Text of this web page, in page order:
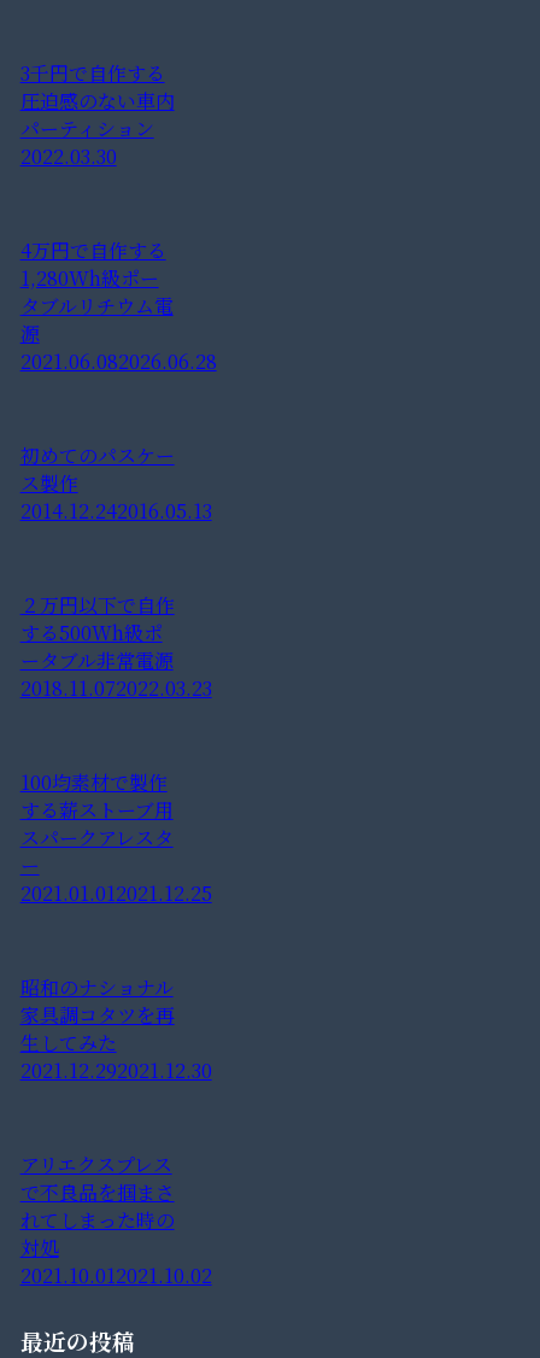
3千円で自作する
圧迫感のない車内
パーティション
2022.03.30
4万円で自作する
1,280Wh級ポー
タブルリチウム電
源
2021.06.082026.06.28
初めてのパスケー
ス製作
2014.12.242016.05.13
２万円以下で自作
する500Wh級ポ
ータブル非常電源
2018.11.072022.03.23
100均素材で製作
する薪ストーブ用
スパークアレスタ
ー
2021.01.012021.12.25
昭和のナショナル
家具調コタツを再
生してみた
2021.12.292021.12.30
アリエクスプレス
で不良品を掴まさ
れてしまった時の
対処
2021.10.012021.10.02
最近の投稿